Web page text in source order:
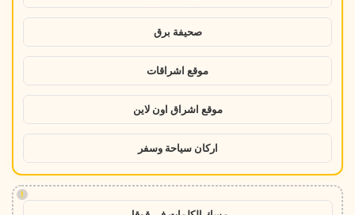
صحيفة برق
موقع اشراقات
موقع اشراق اون لاين
اركان سياحة وسفر
!